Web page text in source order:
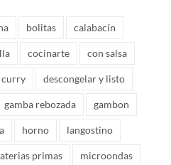
bolitas calabacín
cocinarte con salsa
curry descongelar y listo
gamba rebozada gambon
horno langostino
primas microondas